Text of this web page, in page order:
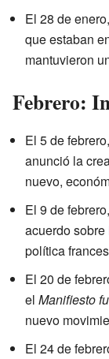
El 28 de
que estaban
mantuvieron
Febrero:
El 5 de
anunció la
nuevo,
El 9 de febrero,
acuerdo sobre
política
El 20 de
el Manifiesto
nuevo
El 24 de